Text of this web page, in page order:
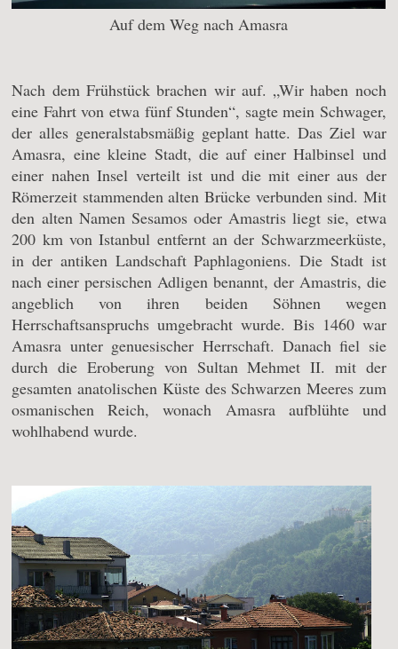
Auf dem Weg nach Amasra
Nach dem Frühstück brachen wir auf. „Wir haben noch
eine Fahrt von etwa fünf Stunden“, sagte mein Schwager,
der alles generalstabsmäßig geplant hatte. Das Ziel war
Amasra, eine kleine Stadt, die auf einer Halbinsel und
einer nahen Insel verteilt ist und die mit einer aus der
Römerzeit stammenden alten Brücke verbunden sind. Mit
den alten Namen Sesamos oder Amastris liegt sie, etwa
200 km von Istanbul entfernt an der Schwarzmeerküste,
in der antiken Landschaft Paphlagoniens. Die Stadt ist
nach einer persischen Adligen benannt, der Amastris, die
angeblich von ihren beiden Söhnen wegen
Herrschaftsanspruchs umgebracht wurde. Bis 1460 war
Amasra unter genuesischer Herrschaft. Danach fiel sie
durch die Eroberung von Sultan Mehmet II. mit der
gesamten anatolischen Küste des Schwarzen Meeres zum
osmanischen Reich, wonach Amasra aufblühte und
wohlhabend wurde.